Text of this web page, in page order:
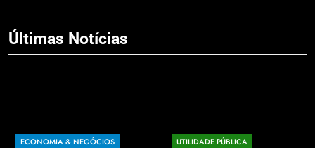
Últimas Notícias
ECONOMIA & NEGÓCIOS UTILIDADE PÚBLICA